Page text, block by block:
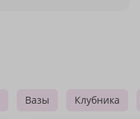
Вазы Клубника